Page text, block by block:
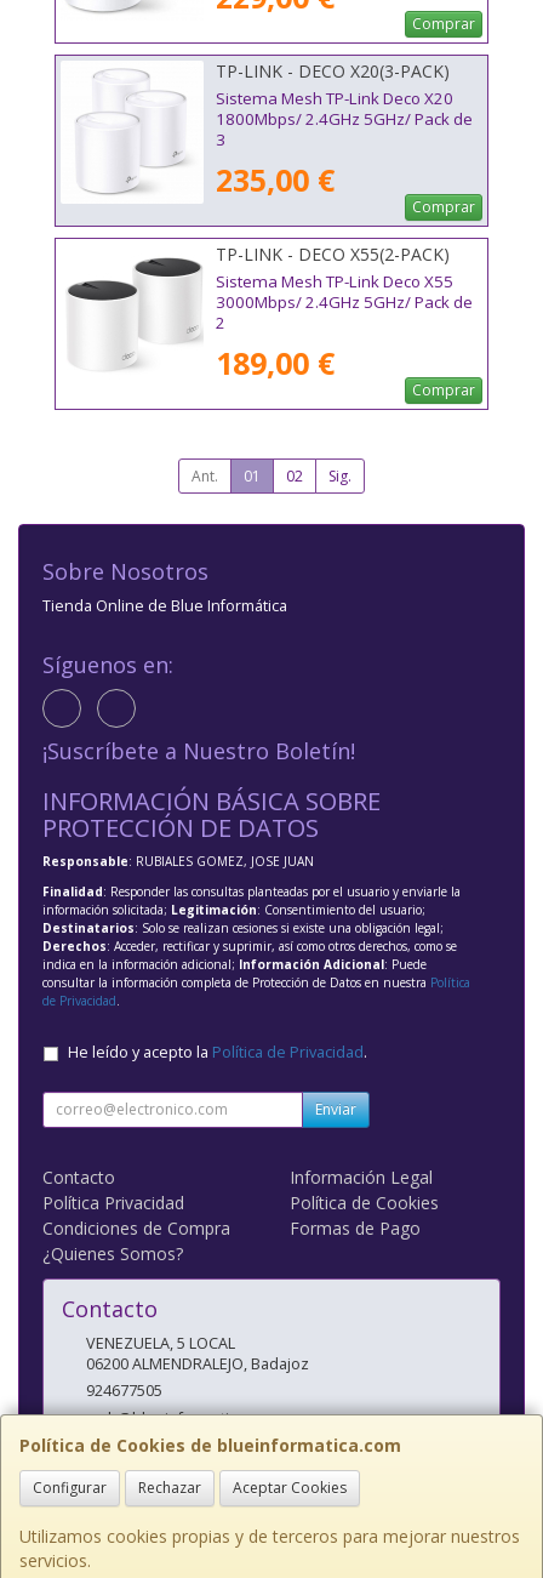
Comprar
TP-LINK - DECO X20(3-PACK)
Sistema Mesh TP-Link Deco X20
1800Mbps/ 2.4GHz 5GHz/ Pack de
3
235,00 €
Comprar
TP-LINK - DECO X55(2-PACK)
Sistema Mesh TP-Link Deco X55
3000Mbps/ 2.4GHz 5GHz/ Pack de
2
189,00 €
Comprar
Ant. 01 02 Sig.
Política de Cookies de blueinformatica.com
Configurar Rechazar Aceptar Cookies
Utilizamos cookies propias y de terceros para mejorar nuestros
servicios.
Sobre Nosotros
Tienda Online de Blue Informática
Síguenos en:
¡Suscríbete a Nuestro Boletín!
INFORMACIÓN BÁSICA SOBRE
PROTECCIÓN DE DATOS
Responsable: RUBIALES GOMEZ, JOSE JUAN
Finalidad: Responder las consultas planteadas por el usuario y enviarle la
información solicitada; Legitimación: Consentimiento del usuario;
Destinatarios: Solo se realizan cesiones si existe una obligación legal;
Derechos: Acceder, rectificar y suprimir, así como otros derechos, como se
indica en la información adicional; Información Adicional: Puede
consultar la información completa de Protección de Datos en nuestra Política
de Privacidad.
He leído y acepto la Política de Privacidad.
Enviar
Contacto
Información Legal
Política Privacidad
Política de Cookies
Condiciones de Compra
Formas de Pago
¿Quienes Somos?
Contacto
VENEZUELA, 5 LOCAL
06200ALMENDRALEJO,Badajoz
924677505
web@blueinformatica.com
Horario
10 a 14 Y 17 a 20:30